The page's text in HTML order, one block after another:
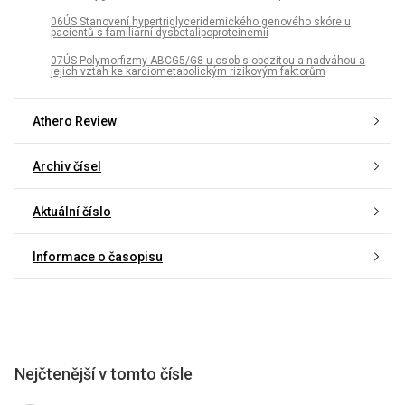
06ÚS Stanovení hypertriglyceridemického genového skóre u
pacientů s familiární dysbetalipoproteinemií
07ÚS Polymorfizmy ABCG5/G8 u osob s obezitou a nadváhou a
jejich vztah ke kardiometabolickým rizikovým faktorům
Athero Review
Archiv čísel
Aktuální číslo
Informace o časopisu
Nejčtenější v tomto čísle